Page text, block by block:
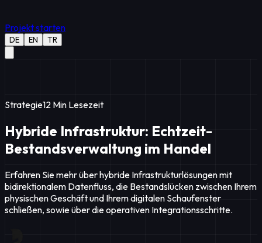
Projekt starten
DE EN TR
Strategie12 Min Lesezeit
Hybride Infrastruktur: Echtzeit-
Bestandsverwaltung im Handel
Erfahren Sie mehr über hybride Infrastrukturlösungen mit
bidirektionalem Datenfluss, die Bestandslücken zwischen Ihrem
physischen Geschäft und Ihrem digitalen Schaufenster
schließen, sowie über die operativen Integrationsschritte.